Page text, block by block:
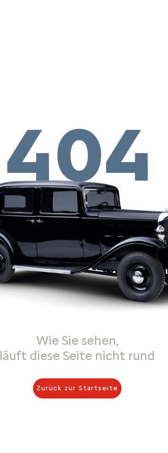
Wie Sie sehen,
läuft diese Seite nicht rund
Zurück zur Startseite